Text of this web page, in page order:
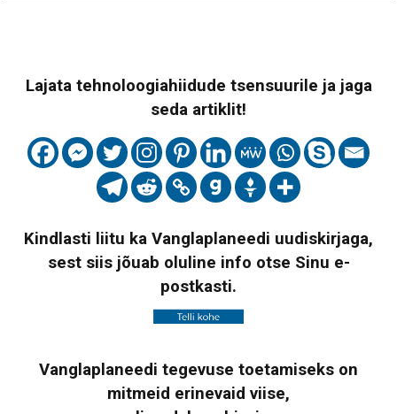
Lajata tehnoloogiahiidude tsensuurile ja jaga
seda artiklit!
Kindlasti liitu ka Vanglaplaneedi uudiskirjaga,
sest siis jõuab oluline info otse Sinu e-
postkasti.
Vanglaplaneedi tegevuse toetamiseks on
mitmeid erinevaid viise,